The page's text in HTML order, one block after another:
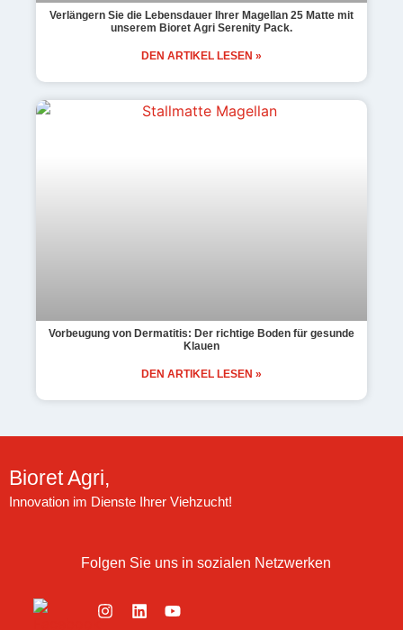
Verlängern Sie die Lebensdauer Ihrer Magellan 25 Matte mit
unserem Bioret Agri Serenity Pack.
DEN ARTIKEL LESEN »
Vorbeugung von Dermatitis: Der richtige Boden für gesunde
Klauen
DEN ARTIKEL LESEN »
Bioret Agri,
Innovation im Dienste Ihrer Viehzucht!
Folgen Sie uns in sozialen Netzwerken